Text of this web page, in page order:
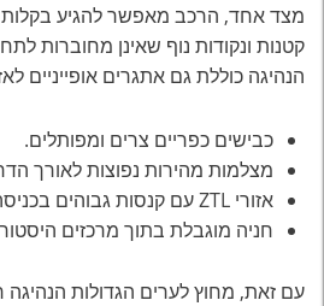
מצד אחד, הרכב מאפשר להגיע בקלות
קטנות ונקודות נוף שאינן מחוברות
הנהיגה כוללת גם אתגרים אופייניים
כבישים כפריים צרים ומפותלים.
מצלמות מהירות נפוצות לאורך
אזורי ZTL עם קנסות גבוהים בכניסה לא מורשית.
חניה מוגבלת בתוך מרכזים
עם זאת, מחוץ לערים הגדולות הנהיגה